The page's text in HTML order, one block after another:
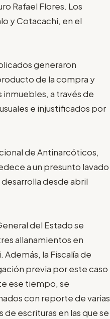
Rafael Flores. Los
y Cotacachi, en el
generaron
de la compra y
a través de
e injustificados por
de Antinarcóticos,
a un presunto lavado
desde abril
del Estado se
allanamientos en
la Fiscalía de
previa por este caso
ese tiempo, se
con reporte de varias
escrituras en las que se